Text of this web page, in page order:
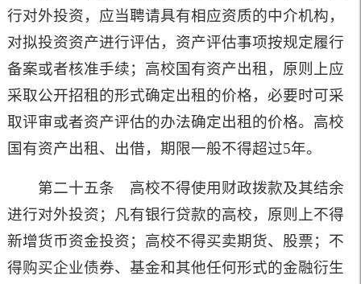
行对外投资，应当聘请具有相应资质的中介机构，
对拟投资资产进行评估，资产评估事项按规定履行
备案或者核准手续；高校国有资产出租，原则上应
采取公开招租的形式确定出租的价格，必要时可采
取评审或者资产评估的办法确定出租的价格。高校
国有资产出租、出借，期限一般不得超过5年。
第二十五条 高校不得使用财政拨款及其结余
进行对外投资；凡有银行贷款的高校，原则上不得
新增货币资金投资；高校不得买卖期货、股票；不
得购买企业债券、基金和其他任何形式的金融衍生